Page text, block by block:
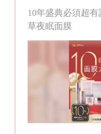
10年盛典必須超
草夜眠面膜